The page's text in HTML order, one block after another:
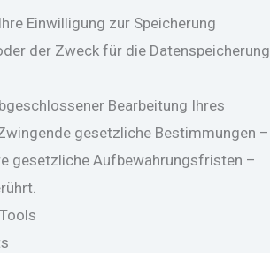
Einwilligung zur Speicherung
der Zweck für die Datenspeicherung
Bearbeitung Ihres
gesetzliche Bestimmungen –
gesetzliche Aufbewahrungsfristen –